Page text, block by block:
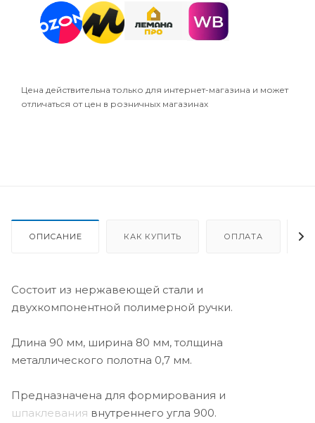
Цена действительна только для интернет-магазина и может
отличаться от цен в розничных магазинах
ОПИСАНИЕ КАК КУПИТЬ ОПЛАТА
Состоит из нержавеющей стали и
двухкомпонентной полимерной ручки.
Длина 90 мм, ширина 80 мм, толщина
металлического полотна 0,7 мм.
Предназначена для формирования и
шпаклевания внутреннего угла 900.